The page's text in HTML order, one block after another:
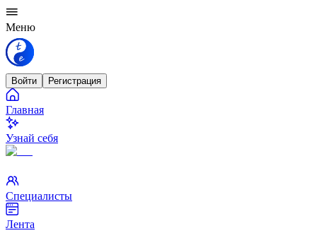
Меню
Войти Регистрация
Главная
Узнай себя
Специалисты
Лента